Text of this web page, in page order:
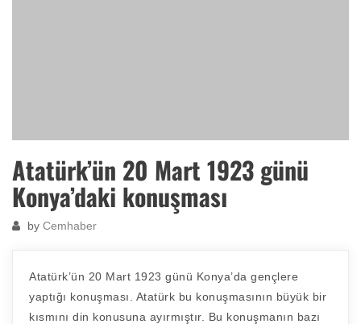
Atatürk’ün 20 Mart 1923 günü
Konya’daki konuşması
by Cemhaber
Atatürk’ün 20 Mart 1923 günü Konya’da gençlere
yaptığı konuşması. Atatürk bu konuşmasının büyük bir
kısmını din konusuna ayırmıştır. Bu konuşmanın bazı